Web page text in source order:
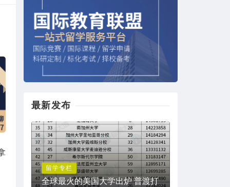
最新发布
留学专栏
全球最火的美国大学出炉 普渡打